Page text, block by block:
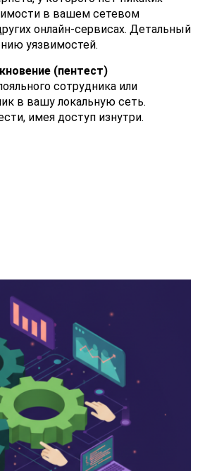
в вашем сетевом
онлайн-сервисах. Детальный
уязвимостей.
(пентест)
сотрудника или
в вашу локальную сеть.
имея доступ изнутри.